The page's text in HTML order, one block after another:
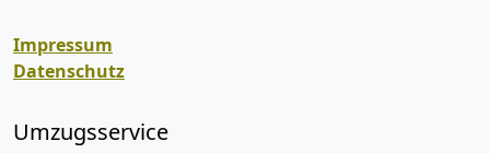
Impressum
Datenschutz
Umzugsservice